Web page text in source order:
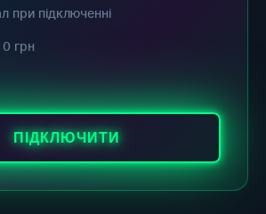
при підключенні
грн
ПІДКЛЮЧИТИ